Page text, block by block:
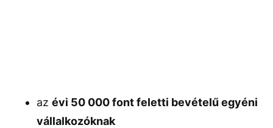
az évi 50 000 font feletti bevételű egyéni
vállalkozóknak